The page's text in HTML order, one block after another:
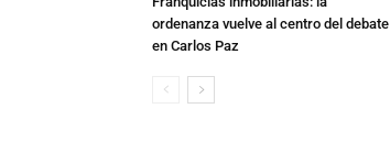
ordenanza vuelve al centro del debate
en Carlos Paz